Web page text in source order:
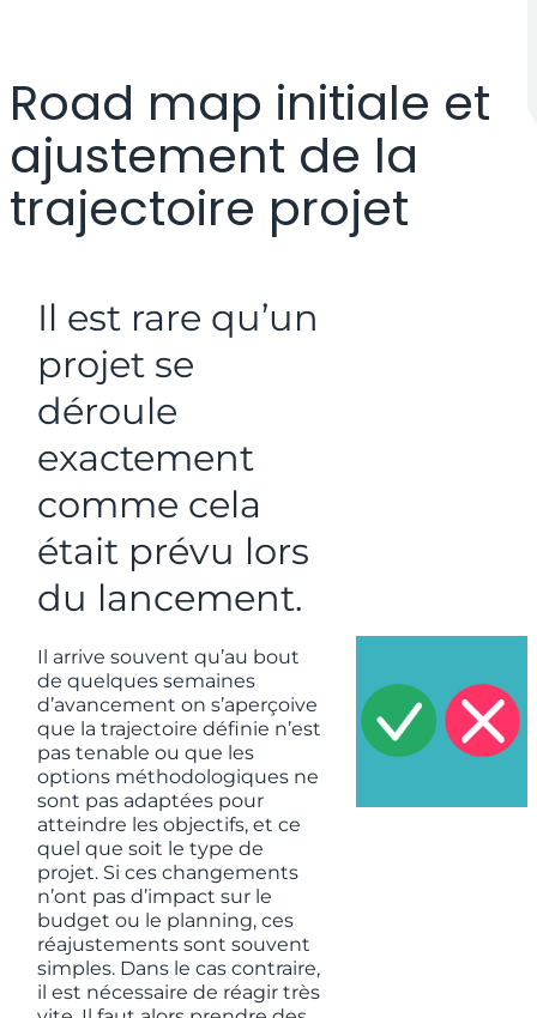
Road map initiale et
ajustement de la
trajectoire projet
Il est rare qu’un
projet se
déroule
exactement
comme cela
était prévu lors
du lancement.
Il arrive souvent qu’au bout
de quelques semaines
d’avancement on s’aperçoive
que la trajectoire définie n’est
pas tenable ou que les
options méthodologiques ne
sont pas adaptées pour
atteindre les objectifs, et ce
quel que soit le type de
projet. Si ces changements
n’ont pas d’impact sur le
budget ou le planning, ces
réajustements sont souvent
simples. Dans le cas contraire,
il est nécessaire de réagir très